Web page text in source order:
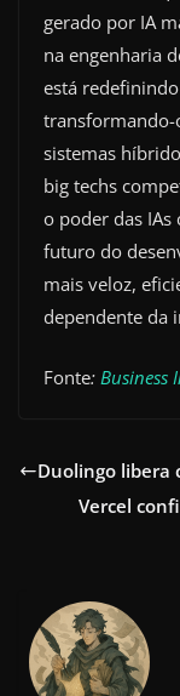
gerado por IA
na engenharia
está
transformando-
sistemas
big techs
o poder das IAs
futuro do
mais veloz,
dependente da
Fonte: Business
Duolingo libera
Vercel